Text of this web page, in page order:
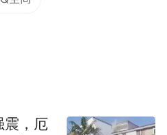
门将根据道路和交通流
行，违者将依照有关
震，厄